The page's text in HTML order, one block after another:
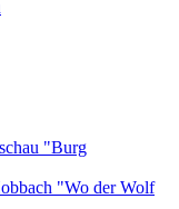
"Burg
"Wo der Wolf